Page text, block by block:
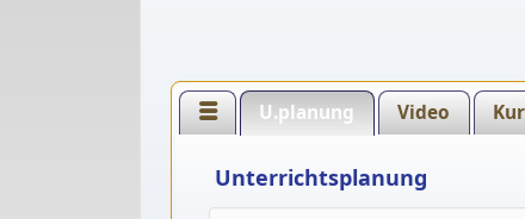
U.planung Video
Unterrichtsplanung